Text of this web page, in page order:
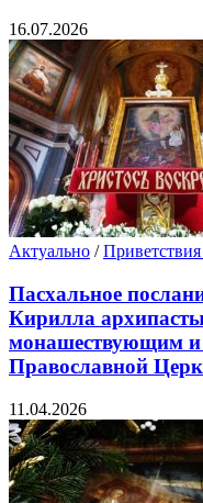
16.07.2026
Актуально /
Пасхальное
Кирилла
монашествующим и
Православной
11.04.2026